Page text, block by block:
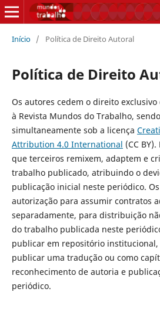
Início / Política de Direito Autoral
Política de Direito
Os autores cedem o direito
à Revista Mundos do Trabalho,
simultaneamente sob a licença
Attribution 4.0 International (CC
que terceiros remixem, adaptem e
trabalho publicado, atribuindo o
publicação inicial neste periódico.
autorização para assumir contratos
separadamente, para distribuição
do trabalho publicada neste
publicar em repositório institucional,
publicar uma tradução ou como
reconhecimento de autoria e
periódico.